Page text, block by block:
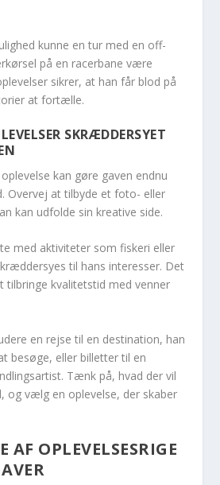
kunne en tur med en off-
på en racerbane være
sikrer, at han får blod på
at fortælle.
SKRÆDDERSYET
kan gøre gaven endnu
Overvej at tilbyde et foto- eller
kan udfolde sin kreative side.
med aktiviteter som fiskeri eller
til hans interesser. Det
tilbringe kvalitetstid med venner
en rejse til en destination, han
besøge, eller billetter til en
Tænk på, hvad der vil
og vælg en oplevelse, der skaber
AF OPLEVELSESRIGE